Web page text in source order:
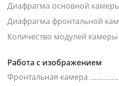
Диафрагма основной
Диафрагма фронтальной
Количество модулей камеры
Работа с изображением
Фронтальная камера